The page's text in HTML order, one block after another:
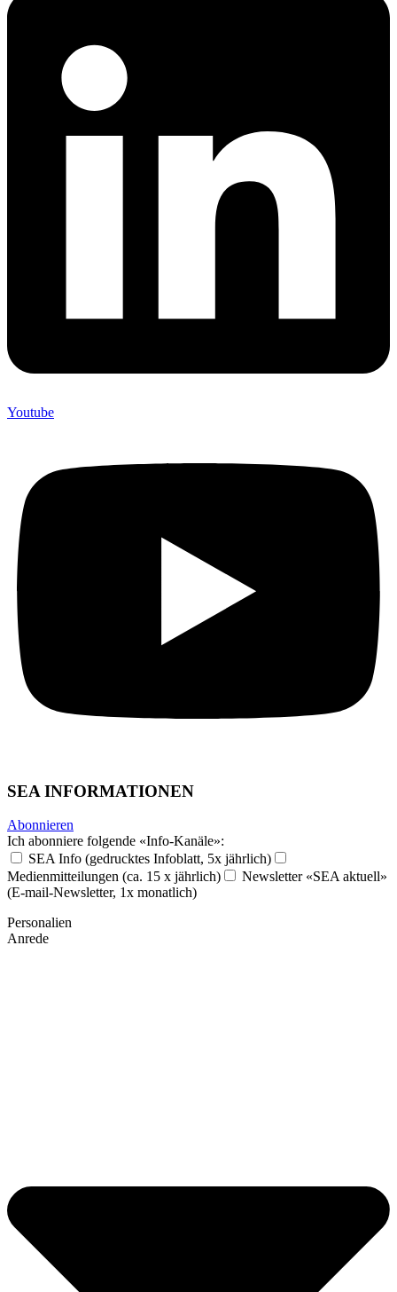
Youtube
SEA INFORMATIONEN
Abonnieren
Ich abonniere folgende «Info-Kanäle»:
SEA Info (gedrucktes Infoblatt, 5x jährlich)
Medienmitteilungen (ca. 15 x jährlich)
Newsletter «SEA aktuell»
(E-mail-Newsletter, 1x monatlich)
Personalien
Anrede